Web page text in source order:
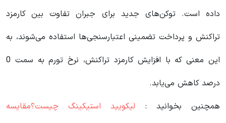
داده است. توکن‌های جدید برای جبران تفاوت بین کارمزد
تراکنش و پرداخت تضمینی اعتبارسنجی‌ها استفاده می‌شوند، به
این معنی که با افزایش کارمزد تراکنش، نرخ تورم به سمت 0
درصد کاهش می‌یابد.
همچنین بخوانید : لیکویید استیکینگ چیست؟مقایسه